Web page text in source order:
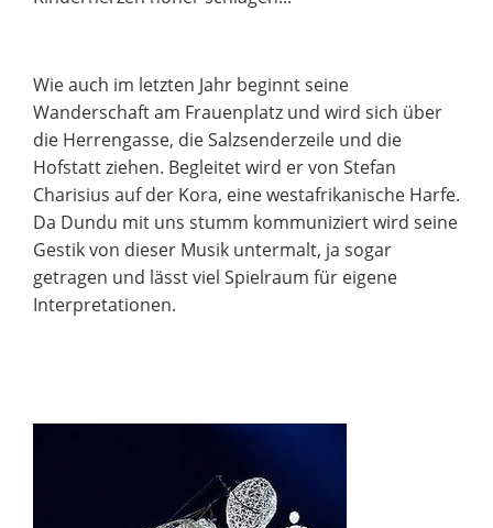
Wie auch im letzten Jahr beginnt seine
Wanderschaft am Frauenplatz und wird sich über
die Herrengasse, die Salzsenderzeile und die
Hofstatt ziehen. Begleitet wird er von Stefan
Charisius auf der Kora, eine westafrikanische Harfe.
Da Dundu mit uns stumm kommuniziert wird seine
Gestik von dieser Musik untermalt, ja sogar
getragen und lässt viel Spielraum für eigene
Interpretationen.